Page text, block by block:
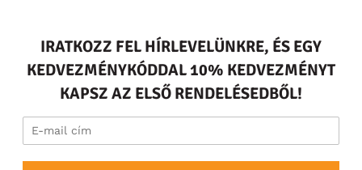
IRATKOZZ FEL HÍRLEVELÜNKRE, ÉS EGY
KEDVEZMÉNYKÓDDAL 10% KEDVEZMÉNYT
KAPSZ AZ ELSŐ RENDELÉSEDBŐL!